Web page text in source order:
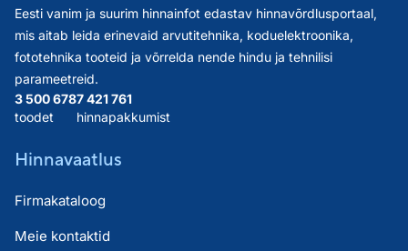
Eesti vanim ja suurim hinnainfot edastav hinnavõrdlusportaal,
mis aitab leida erinevaid arvutitehnika, koduelektroonika,
fototehnika tooteid ja võrrelda nende hindu ja tehnilisi
parameetreid.
3 500 678
toodet
7 421 761
hinnapakkumist
Hinnavaatlus
Firmakataloog
Meie kontaktid